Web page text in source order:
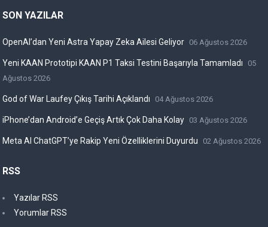
SON YAZILAR
OpenAI’dan Yeni Astra Yapay Zeka Ailesi Geliyor 06 Ağustos 2026
Yeni KAAN Prototipi KAAN P1 Taksi Testini Başarıyla Tamamladı
05
Ağustos 2026
God of War Laufey Çıkış Tarihi Açıklandı 04 Ağustos 2026
iPhone’dan Android’e Geçiş Artık Çok Daha Kolay 03 Ağustos 2026
Meta AI ChatGPT’ye Rakip Yeni Özelliklerini Duyurdu 02 Ağustos 2026
RSS
Yazılar RSS
Yorumlar RSS